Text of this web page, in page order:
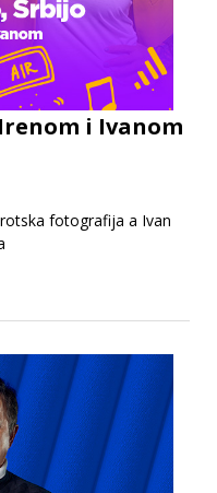
i Ivanom
fotografija a Ivan